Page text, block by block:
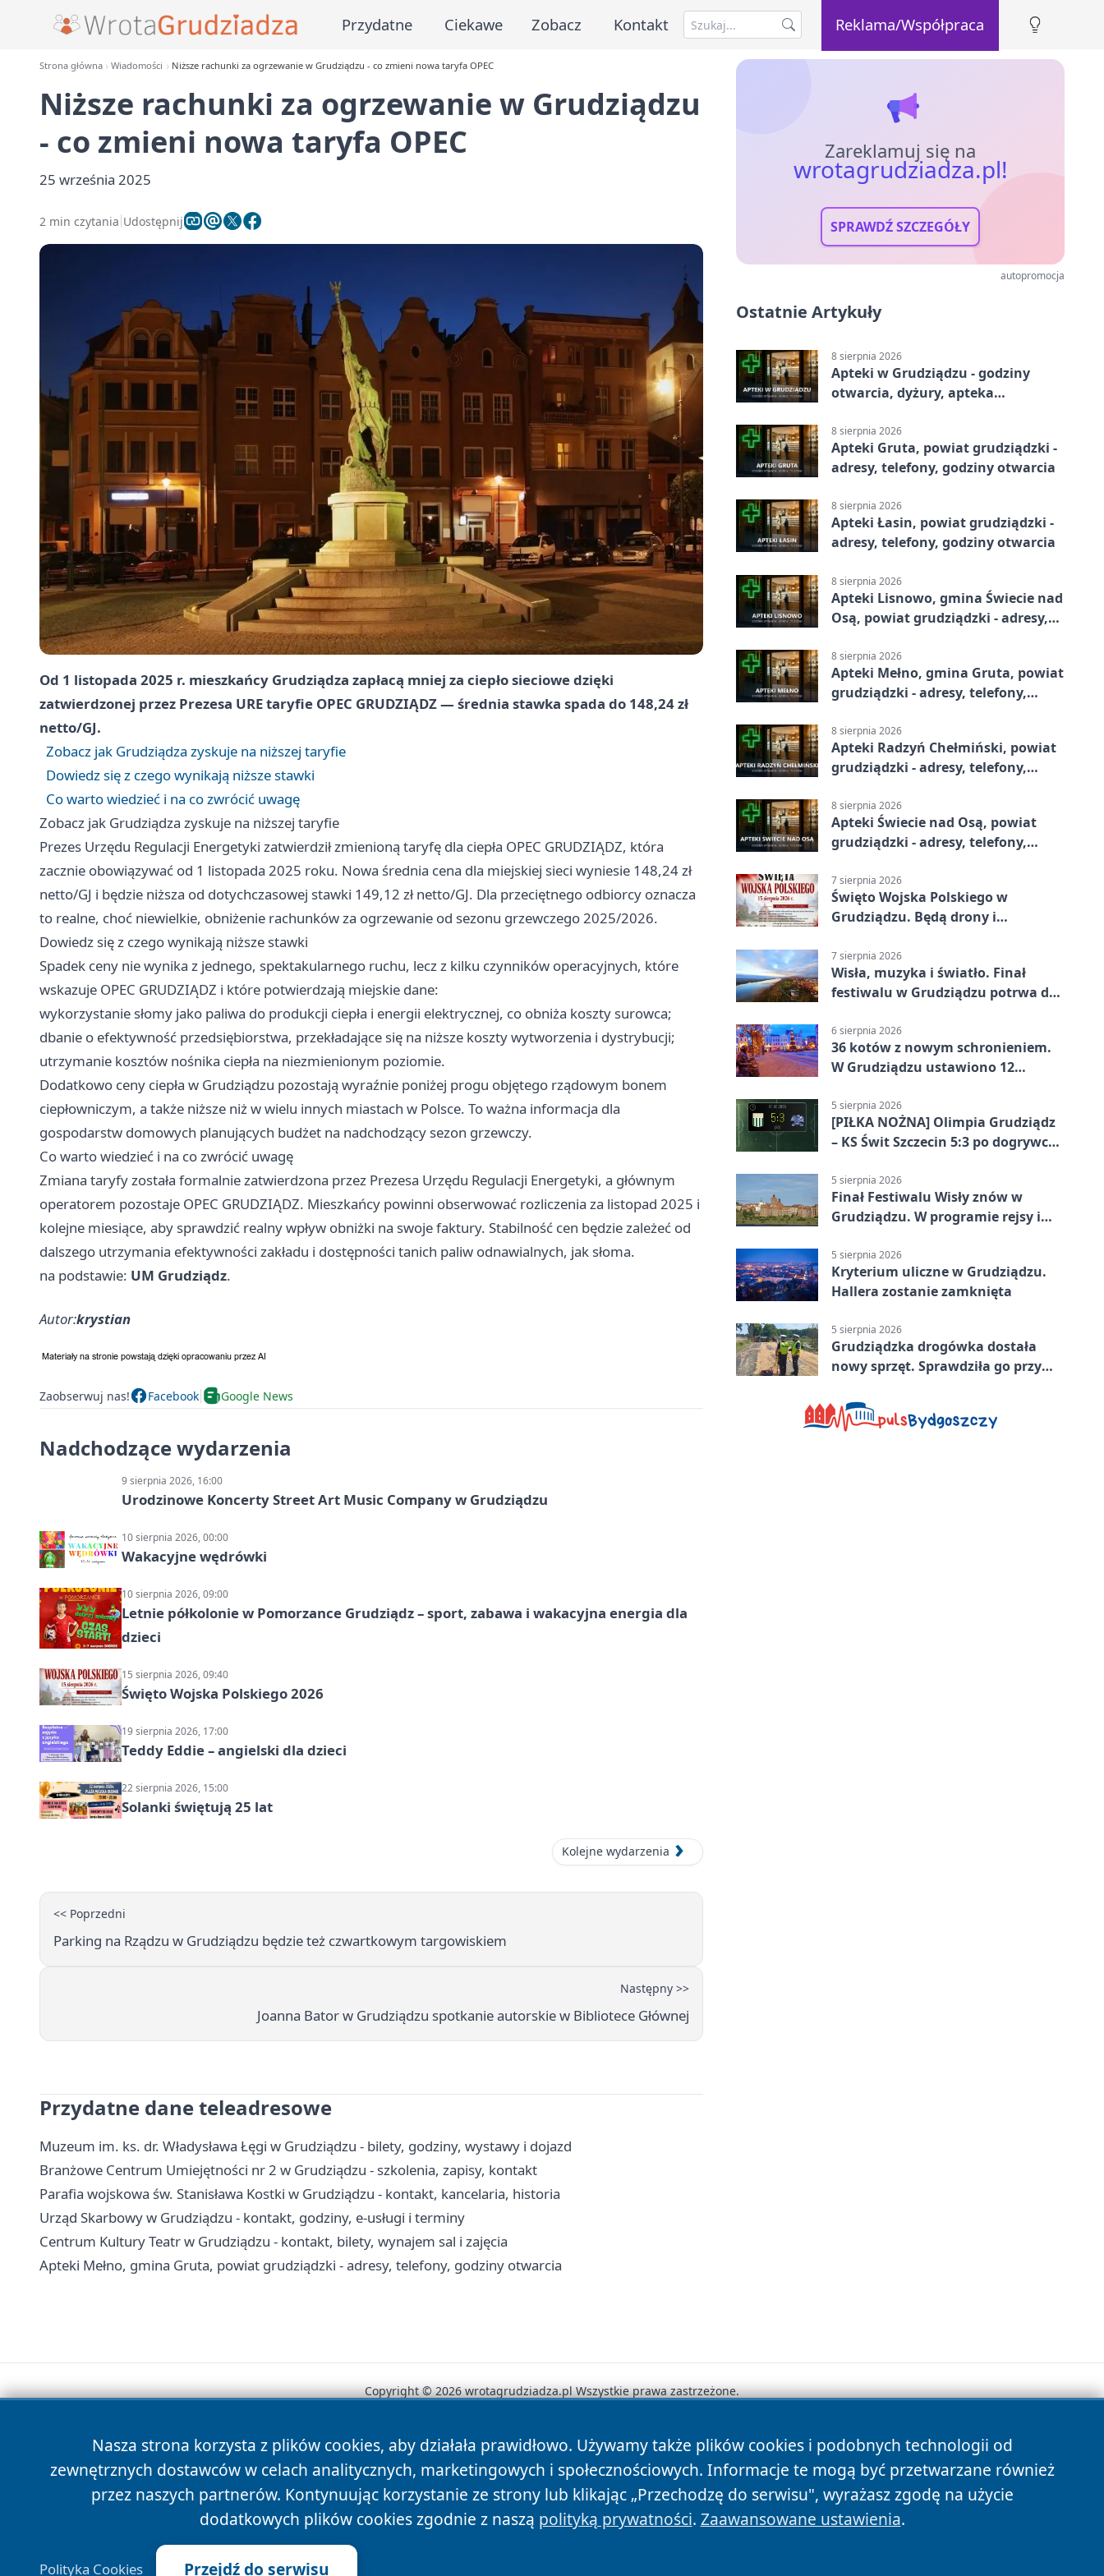
Przydatne Ciekawe Zobacz Kontakt Reklama/Współpraca
Strona główna Wiadomości Niższe rachunki za ogrzewanie w Grudziądzu - co zmieni nowa taryfa OPEC
Niższe rachunki za ogrzewanie w Grudziądzu
- co zmieni nowa taryfa OPEC
25 września 2025
2 min czytania Udostępnij
Od 1 listopada 2025 r. mieszkańcy Grudziądza zapłacą mniej za ciepło sieciowe dzięki
zatwierdzonej przez Prezesa URE taryfie OPEC GRUDZIĄDZ — średnia stawka spada do 148,24 zł
netto/GJ.
Zobacz jak Grudziądza zyskuje na niższej taryfie
Dowiedz się z czego wynikają niższe stawki
Co warto wiedzieć i na co zwrócić uwagę
Zobacz jak Grudziądza zyskuje na niższej taryfie
Prezes Urzędu Regulacji Energetyki zatwierdził zmienioną taryfę dla ciepła OPEC GRUDZIĄDZ, która
zacznie obowiązywać od 1 listopada 2025 roku. Nowa średnia cena dla miejskiej sieci wyniesie 148,24 zł
netto/GJ i będzie niższa od dotychczasowej stawki 149,12 zł netto/GJ. Dla przeciętnego odbiorcy oznacza
to realne, choć niewielkie, obniżenie rachunków za ogrzewanie od sezonu grzewczego 2025/2026.
Dowiedz się z czego wynikają niższe stawki
Spadek ceny nie wynika z jednego, spektakularnego ruchu, lecz z kilku czynników operacyjnych, które
wskazuje OPEC GRUDZIĄDZ i które potwierdzają miejskie dane:
wykorzystanie słomy jako paliwa do produkcji ciepła i energii elektrycznej, co obniża koszty surowca;
dbanie o efektywność przedsiębiorstwa, przekładające się na niższe koszty wytworzenia i dystrybucji;
utrzymanie kosztów nośnika ciepła na niezmienionym poziomie.
Dodatkowo ceny ciepła w Grudziądzu pozostają wyraźnie poniżej progu objętego rządowym bonem
ciepłowniczym, a także niższe niż w wielu innych miastach w Polsce. To ważna informacja dla
gospodarstw domowych planujących budżet na nadchodzący sezon grzewczy.
Co warto wiedzieć i na co zwrócić uwagę
Zmiana taryfy została formalnie zatwierdzona przez Prezesa Urzędu Regulacji Energetyki, a głównym
operatorem pozostaje OPEC GRUDZIĄDZ. Mieszkańcy powinni obserwować rozliczenia za listopad 2025 i
kolejne miesiące, aby sprawdzić realny wpływ obniżki na swoje faktury. Stabilność cen będzie zależeć od
dalszego utrzymania efektywności zakładu i dostępności tanich paliw odnawialnych, jak słoma.
na podstawie: UM Grudziądz.
Autor:krystian
Zaobserwuj nas! Facebook Google News
Nadchodzące wydarzenia
9 sierpnia 2026, 16:00
Urodzinowe Koncerty Street Art Music Company w Grudziądzu
10 sierpnia 2026, 00:00
Wakacyjne wędrówki
10 sierpnia 2026, 09:00
Letnie półkolonie w Pomorzance Grudziądz – sport, zabawa i wakacyjna energia dla
dzieci
15 sierpnia 2026, 09:40
Święto Wojska Polskiego 2026
19 sierpnia 2026, 17:00
Teddy Eddie – angielski dla dzieci
22 sierpnia 2026, 15:00
Solanki świętują 25 lat
Kolejne wydarzenia
<< Poprzedni
Parking na Rządzu w Grudziądzu będzie też czwartkowym targowiskiem
Następny >>
Joanna Bator w Grudziądzu spotkanie autorskie w Bibliotece Głównej
Przydatne dane teleadresowe
Muzeum im. ks. dr. Władysława Łęgi w Grudziądzu - bilety, godziny, wystawy i dojazd
Branżowe Centrum Umiejętności nr 2 w Grudziądzu - szkolenia, zapisy, kontakt
Parafia wojskowa św. Stanisława Kostki w Grudziądzu - kontakt, kancelaria, historia
Urząd Skarbowy w Grudziądzu - kontakt, godziny, e-usługi i terminy
Centrum Kultury Teatr w Grudziądzu - kontakt, bilety, wynajem sal i zajęcia
Apteki Mełno, gmina Gruta, powiat grudziądzki - adresy, telefony, godziny otwarcia
Zareklamuj się na
wrotagrudziadza.pl!
SPRAWDŹ SZCZEGÓŁY
autopromocja
Ostatnie Artykuły
8 sierpnia 2026
Apteki w Grudziądzu - godziny
otwarcia, dyżury, apteka
8 sierpnia 2026
Apteki Gruta, powiat grudziądzki -
adresy, telefony, godziny otwarcia
8 sierpnia 2026
Apteki Łasin, powiat grudziądzki -
adresy, telefony, godziny otwarcia
8 sierpnia 2026
Apteki Lisnowo, gmina Świecie nad
Osą, powiat grudziądzki - adresy,
8 sierpnia 2026
Apteki Mełno, gmina Gruta, powiat
grudziądzki - adresy, telefony,
8 sierpnia 2026
Apteki Radzyń Chełmiński, powiat
grudziądzki - adresy, telefony,
8 sierpnia 2026
Apteki Świecie nad Osą, powiat
grudziądzki - adresy, telefony,
7 sierpnia 2026
Święto Wojska Polskiego w
Grudziądzu. Będą drony i
7 sierpnia 2026
Wisła, muzyka i światło. Finał
festiwalu w Grudziądzu potrwa do
6 sierpnia 2026
36 kotów z nowym schronieniem.
W Grudziądzu ustawiono 12
5 sierpnia 2026
[PIŁKA NOŻNA] Olimpia Grudziądz
– KS Świt Szczecin 5:3 po dogrywce
odwrócili losy meczu
5 sierpnia 2026
Finał Festiwalu Wisły znów w
Grudziądzu. W programie rejsy i
5 sierpnia 2026
Kryterium uliczne w Grudziądzu.
Hallera zostanie zamknięta
5 sierpnia 2026
Grudziądzka drogówka dostała
nowy sprzęt. Sprawdziła go przy
Nasza strona korzysta z plików cookies, aby działała prawidłowo. Używamy także plików cookies i podobnych technologii od
zewnętrznych dostawców w celach analitycznych, marketingowych i społecznościowych. Informacje te mogą być przetwarzane również
przez naszych partnerów. Kontynuując korzystanie ze strony lub klikając „Przechodzę do serwisu", wyrażasz zgodę na użycie
dodatkowych plików cookies zgodnie z naszą polityką prywatności. Zaawansowane ustawienia.
Polityka Cookies Przejdź do serwisu
Copyright © 2026 wrotagrudziadza.pl Wszystkie prawa zastrzeżone.
News Autorzy Polityka Prywatności Polityka Cookies